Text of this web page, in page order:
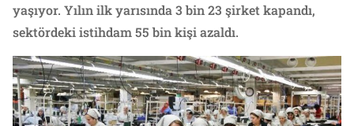
yaşıyor. Yılın ilk yarısında 3 bin 23 şirket kapandı,
sektördeki istihdam 55 bin kişi azaldı.